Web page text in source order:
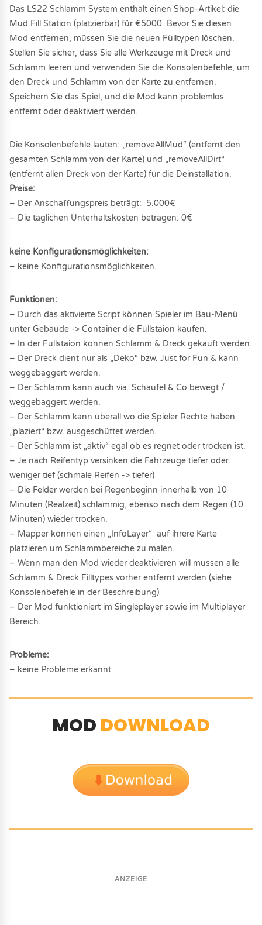
Das LS22 Schlamm System enthält einen Shop-Artikel: die
Mud Fill Station (platzierbar) für €5000. Bevor Sie diesen
Mod entfernen, müssen Sie die neuen Fülltypen löschen.
Stellen Sie sicher, dass Sie alle Werkzeuge mit Dreck und
Schlamm leeren und verwenden Sie die Konsolenbefehle, um
den Dreck und Schlamm von der Karte zu entfernen.
Speichern Sie das Spiel, und die Mod kann problemlos
entfernt oder deaktiviert werden.
Die Konsolenbefehle lauten: „removeAllMud“ (entfernt den
gesamten Schlamm von der Karte) und „removeAllDirt“
(entfernt allen Dreck von der Karte) für die Deinstallation.
Preise:
– Der Anschaffungspreis beträgt: 5.000€
– Die täglichen Unterhaltskosten betragen: 0€
keine Konfigurationsmöglichkeiten:
– keine Konfigurationsmöglichkeiten.
Funktionen:
– Durch das aktivierte Script können Spieler im Bau-Menü
unter Gebäude -> Container die Füllstaion kaufen.
– In der Füllstaion können Schlamm & Dreck gekauft werden.
– Der Dreck dient nur als „Deko“ bzw. Just for Fun & kann
weggebaggert werden.
– Der Schlamm kann auch via. Schaufel & Co bewegt /
weggebaggert werden.
– Der Schlamm kann überall wo die Spieler Rechte haben
„plaziert“ bzw. ausgeschüttet werden.
– Der Schlamm ist „aktiv“ egal ob es regnet oder trocken ist.
– Je nach Reifentyp versinken die Fahrzeuge tiefer oder
weniger tief (schmale Reifen -> tiefer)
– Die Felder werden bei Regenbeginn innerhalb von 10
Minuten (Realzeit) schlammig, ebenso nach dem Regen (10
Minuten) wieder trocken.
– Mapper können einen „InfoLayer“ auf ihrere Karte
platzieren um Schlammbereiche zu malen.
– Wenn man den Mod wieder deaktivieren will müssen alle
Schlamm & Dreck Filltypes vorher entfernt werden (siehe
Konsolenbefehle in der Beschreibung)
– Der Mod funktioniert im Singleplayer sowie im Multiplayer
Bereich.
Probleme:
– keine Probleme erkannt.
MOD DOWNLOAD
ANZEIGE